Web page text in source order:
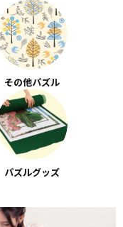
その他パズル
パズルグッズ